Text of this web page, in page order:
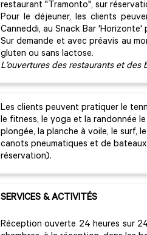
restaurant "Tramonto", sur
Pour le déjeuner, les clients
Canneddi, au Snack Bar 'Horizonte'
Sur demande et avec préavis au
gluten ou sans lactose.
L’ouvertures des restaurants et
Les clients peuvent pratiquer le
le fitness, le yoga et la randonnée
plongée, la planche à voile, le surf,
canots pneumatiques et de
réservation).
SERVICES & ACTIVITÉS
Réception ouverte 24 heures sur